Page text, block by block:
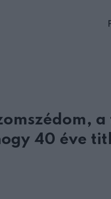
40 éve